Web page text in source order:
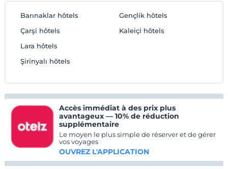
Barınaklar hôtels
Çarşi hôtels
Gençlik hôtels
Kaleiçi hôtels
Lara hôtels
Şirinyalı hôtels
Accès immédiat à des prix plus
avantageux — 10% de réduction
supplémentaire
Le moyen le plus simple de réserver et de gérer
vos voyages
OUVREZ L'APPLICATION